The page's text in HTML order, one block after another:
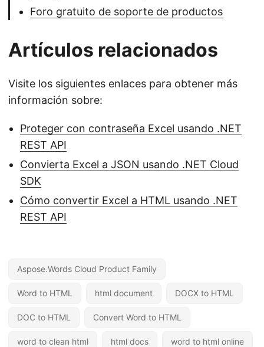
Foro gratuito de soporte de productos
Artículos relacionados
Visite los siguientes enlaces para obtener más
información sobre:
Proteger con contraseña Excel usando .NET
REST API
Convierta Excel a JSON usando .NET Cloud
SDK
Cómo convertir Excel a HTML usando .NET
REST API
Aspose.Words Cloud Product Family
Word to HTML html document DOCX to HTML
DOC to HTML Convert Word to HTML
word to clean html html docs word to html online